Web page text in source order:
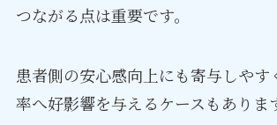
つながる点は重要です。
患者側の安心感向上にも寄与しやす
率へ好影響を与えるケースもありま